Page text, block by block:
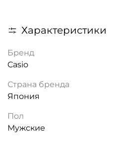
Характеристики
Бренд
Casio
Страна бренда
Япония
Пол
Мужские